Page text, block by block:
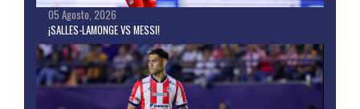
05 Agosto, 2026
¡SALLES-LAMONGE VS MESSI!